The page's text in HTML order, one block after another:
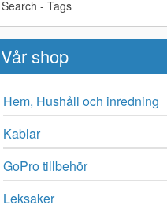
Search - Tags
Vår shop
Hem, Hushåll och inredning
Kablar
GoPro tillbehör
Leksaker